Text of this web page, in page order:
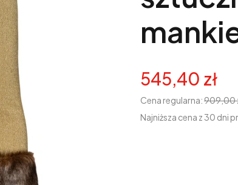
545,40 zł
Cena regularna:909,00
Najniższa cena z 30 dni